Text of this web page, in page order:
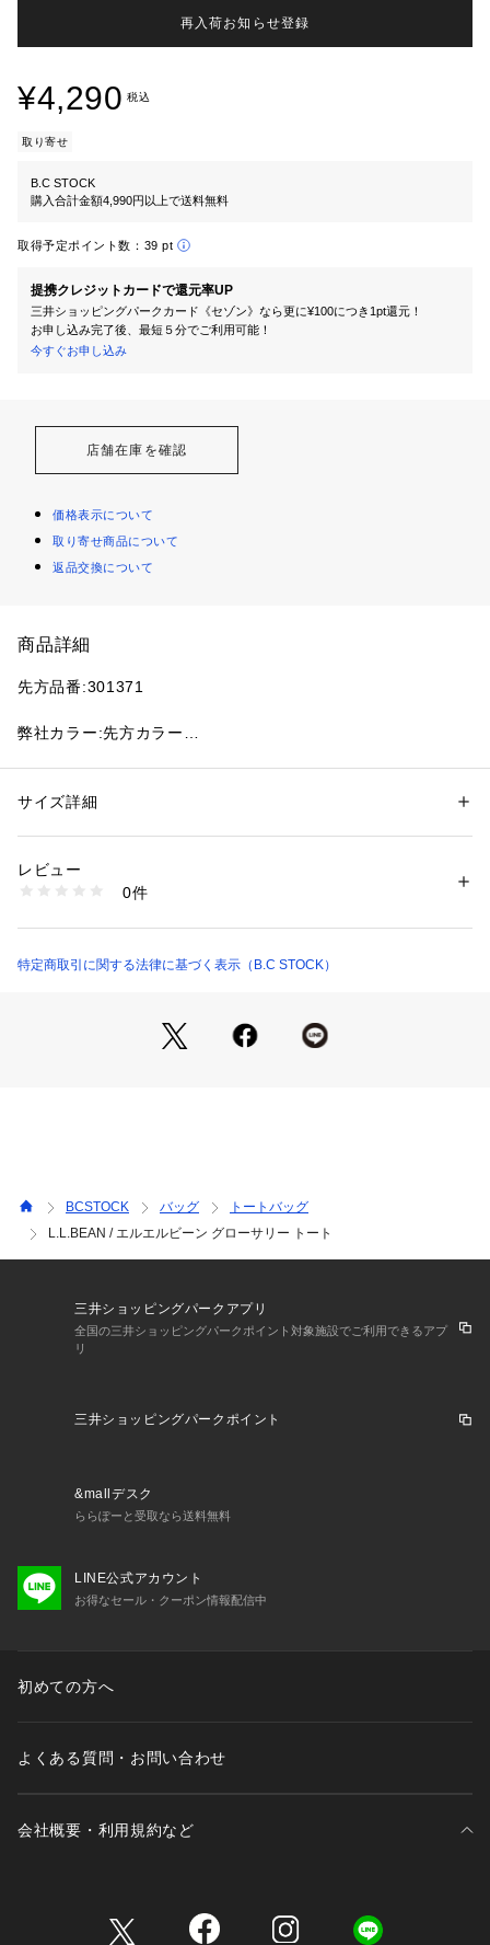
再入荷お知らせ登録
¥4,290 税込
取り寄せ
B.C STOCK
購入合計金額4,990円以上で送料無料
取得予定ポイント数： 39 pt
提携クレジットカードで還元率UP
三井ショッピングパークカード《セゾン》なら更に¥100につき1pt還元！
お申し込み完了後、最短５分でご利用可能！
今すぐお申し込み
店舗在庫を確認
価格表示について
取り寄せ商品について
返品交換について
商品詳細
先方品番:301371
弊社カラー:先方カラー
ホワイト(010):NATURAL
ブルー A(045):RAW INDIGO
ロゴの色はグリーンで薄手のキャンバスは、折りたためるソフ
明のポリウレタン・コーティングを施しました。
・綿100%製
・ホワイト(010):10オンス
・その他カラー:11オンス
《ケア方法》
・部分洗い
ドで、高品質でクラシックなアウトドアギアやウェアを提供し
せた「JAPAN EDITION」の展開や、様々なブランドとのコラ
ボレーションを活発に行っています。
ださい。
※こちらの商品は、B.C STOCKでの取り扱いになります。 直
※照明の関係により、実際よりも色味が違って見える場合があ
ります。またパソコン・スマートフォンなどの環境により、若
性別：レディース
素材：本体:コットン100%
商品番号：
26092710000610 （ショップ）
サイズ詳細
レビュー
0件
特定商取引に関する法律に基づく表示（B.C STOCK）
BCSTOCK バッグ
トートバッグ
L.L.BEAN / エルエルビーン グローサリー トート
三井ショッピングパークアプリ
全国の三井ショッピングパークポイント対象施設でご利用できるアプ
リ
三井ショッピングパークポイント
&mallデスク
ららぽーと受取なら送料無料
LINE公式アカウント
お得なセール・クーポン情報配信中
初めての方へ
よくある質問・お問い合わせ
会社概要・利用規約など